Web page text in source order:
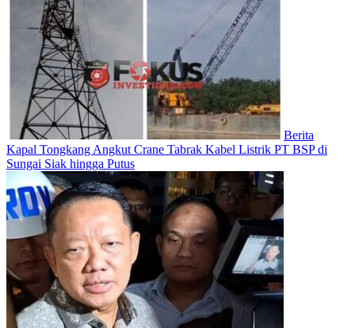
Berita
Kapal Tongkang Angkut Crane Tabrak Kabel Listrik PT BSP di
Sungai Siak hingga Putus